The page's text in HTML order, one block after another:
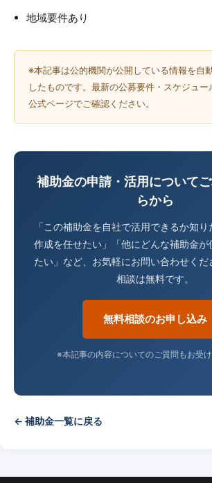
地域要件あり
※本記事は公的機関が公開している情報を自
したものです。最新の公募要件・スケジュ
公式ページでご確認ください。
補助金の申請・活用について
らから
「この補助金を自社で活用できるか知
作成を任せたい」「他にどんな補助金が
たい」など、お気軽にお問い合わせく
相談は無料です。
無料相談のお申し込み
※本記事の内容についてのご質問もお受
← 補助金一覧に戻る